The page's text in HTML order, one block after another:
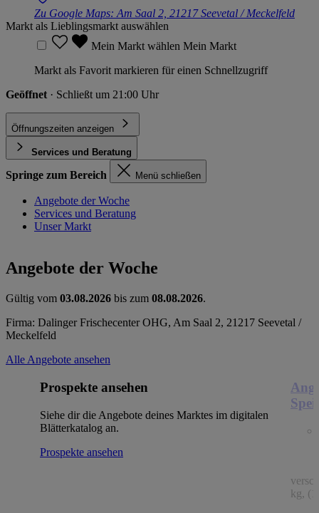
Zu Google Maps: Am Saal 2, 21217 Seevetal / Meckelfeld
Markt als Lieblingsmarkt auswählen
Mein Markt wählen Mein Markt
Markt als Favorit markieren für einen Schnellzugriff
Geöffnet · Schließt um 21:00 Uhr
Öffnungszeiten anzeigen
Services und Beratung
Springe zum Bereich Menü schließen
Angebote der Woche
Services und Beratung
Unser Markt
Angebote der Woche
Gültig vom 03.08.2026 bis zum 08.08.2026.
Firma: Dalinger Frischecenter OHG, Am Saal 2, 21217 Seevetal /
Meckelfeld
Alle Angebote ansehen
Prospekte ansehen
Siehe dir die Angebote deines Marktes im digitalen
Blätterkatalog an.
Prospekte ansehen
kg,